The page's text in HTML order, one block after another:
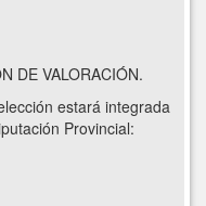
DE VALORACIÓN.
estará integrada
Provincial: